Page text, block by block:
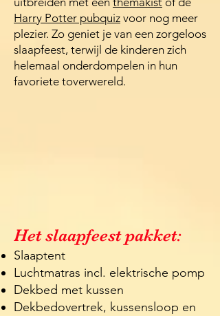
Harry Potter pubquiz voor nog meer
plezier. Zo geniet je van een zorgeloos
slaapfeest, terwijl de kinderen zich
helemaal onderdompelen in hun
favoriete toverwereld.
​Het slaapfeest pakket:
Slaaptent
Luchtmatras incl. elektrische pomp
Dekbed met kussen
Dekbedovertrek, kussensloop en